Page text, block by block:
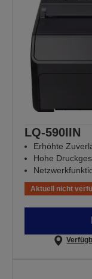
LQ-590IIN
Erhöhte
Hohe
Aktuell nicht